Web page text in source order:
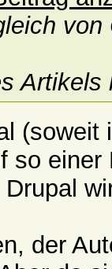
so
der